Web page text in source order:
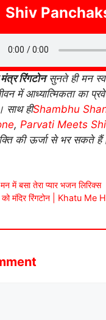
Shiv
रिंगटोनसुनते ही मन
में आध्यात्मिकता का
साथ हीShambhu
, Parvati Meets
की ऊर्जा से भर सकते
में बसा तेरा प्यार भजन लिरिक्स
को मंदिर रिंगटोन | Khatu